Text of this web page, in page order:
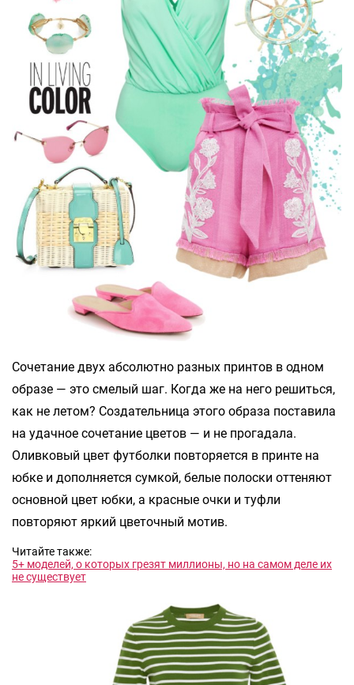
Сочетание двух абсолютно разных принтов в одном
образе — это смелый шаг. Когда же на него решиться,
как не летом? Создательница этого образа поставила
на удачное сочетание цветов — и не прогадала.
Оливковый цвет футболки повторяется в принте на
юбке и дополняется сумкой, белые полоски оттеняют
основной цвет юбки, а красные очки и туфли
повторяют яркий цветочный мотив.
Читайте также:
5+ моделей, о которых грезят миллионы, но на самом деле их
не существует